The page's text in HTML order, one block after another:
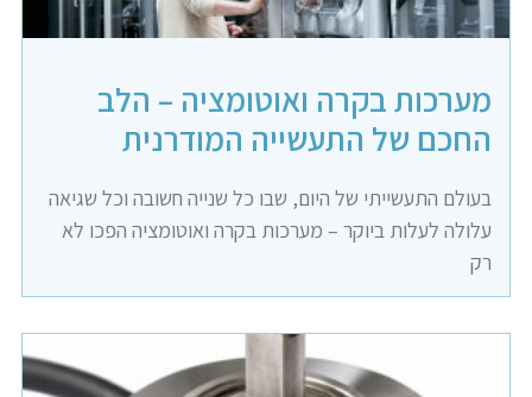
מערכות בקרה ואוטומציה – הלב
החכם של התעשייה המודרנית
בעולם התעשייתי של היום, שבו כל שנייה חשובה וכל שגיאה
עלולה לעלות ביוקר – מערכות בקרה ואוטומציה הפכו לא
רק